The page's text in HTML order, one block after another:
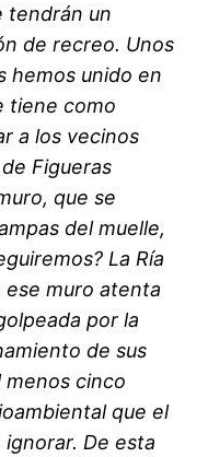
tendrán un
de recreo. Unos
hemos unido en
tiene como
a los vecinos
Figueras
que se
del muelle,
La Ría
ese muro atenta
por la
de sus
menos cinco
que el
De esta